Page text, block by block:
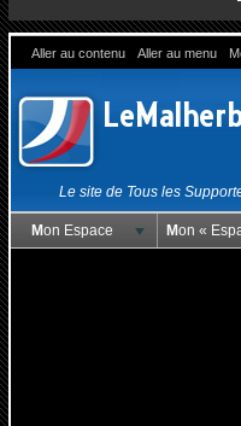
Aller au contenu Aller au menu
Le site de Tous les
Mon Espace Mon «